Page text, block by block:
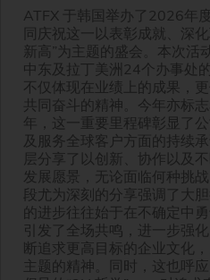
ATFX 于韩国举办了2026年
同庆祝这一以表彰成就、深
新高”为主题的盛会。本次活
中东及拉丁美洲24个办事处
不仅体现在业绩上的成果，
共同奋斗的精神。今年亦标
年，这一重要里程碑彰显了
及服务全球客户方面的持续
层分享了以创新、协作以及
发展愿景，无论面临何种挑
段尤为深刻的分享强调了大
的进步往往始于在不确定中
引发了全场共鸣，进一步强
断追求更高目标的企业文化
主题的精神。同时，这也呼